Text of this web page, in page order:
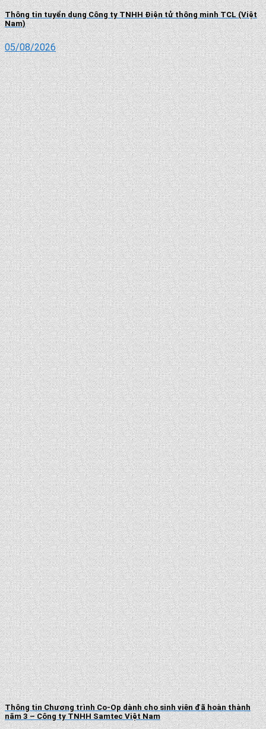
Thông tin tuyển dụng Công ty TNHH Điện tử thông minh TCL (Việt
Nam)
05/08/2026
Thông tin Chương trình Co-Op dành cho sinh viên đã hoàn thành
năm 3 – Công ty TNHH Samtec Việt Nam